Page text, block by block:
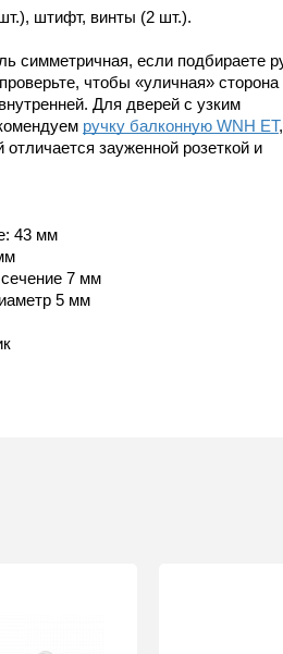
штифт, винты (2 шт.).
симметричная, если подбираете
чтобы «уличная» сторона
Для дверей с узким
ручку балконную WNH ET,
отличается зауженной розеткой и
43 мм
7 мм
5 мм